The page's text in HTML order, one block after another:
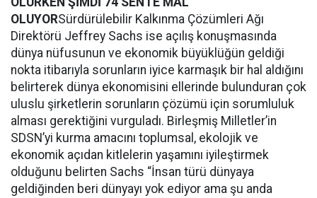
OLUYORSürdürülebilir Kalkınma Çözümleri Ağı
Direktörü Jeffrey Sachs ise açılış konuşmasında
dünya nüfusunun ve ekonomik büyüklüğün geldiği
nokta itibarıyla sorunların iyice karmaşık bir hal aldığını
belirterek dünya ekonomisini ellerinde bulunduran çok
uluslu şirketlerin sorunların çözümü için sorumluluk
alması gerektiğini vurguladı. Birleşmiş Milletler’in
SDSN’yi kurma amacını toplumsal, ekolojik ve
ekonomik açıdan kitlelerin yaşamını iyileştirmek
olduğunu belirten Sachs “İnsan türü dünyaya
geldiğinden beri dünyayı yok ediyor ama şu anda